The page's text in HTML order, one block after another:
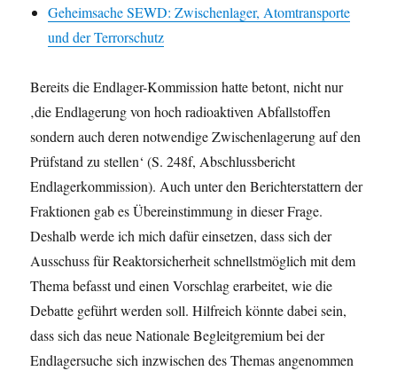
Geheimsache SEWD: Zwischenlager, Atomtransporte
und der Terrorschutz
Bereits die Endlager-Kommission hatte betont, nicht nur
‚die Endlagerung von hoch radioaktiven Abfallstoffen
sondern auch deren notwendige Zwischenlagerung auf den
Prüfstand zu stellen‘ (S. 248f, Abschlussbericht
Endlagerkommission). Auch unter den Berichterstattern der
Fraktionen gab es Übereinstimmung in dieser Frage.
Deshalb werde ich mich dafür einsetzen, dass sich der
Ausschuss für Reaktorsicherheit schnellstmöglich mit dem
Thema befasst und einen Vorschlag erarbeitet, wie die
Debatte geführt werden soll. Hilfreich könnte dabei sein,
dass sich das neue Nationale Begleitgremium bei der
Endlagersuche sich inzwischen des Themas angenommen